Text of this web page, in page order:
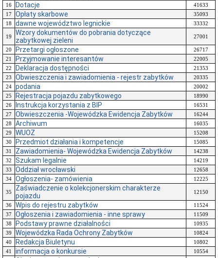
16
Dotacje
41633
17
Opłaty skarbowe
35093
18
dawne województwo legnickie 33332
19
Wzory dokumentów do pobrania dotyczące
zabytkowej zieleni
27001
20 Przetargi ogłoszone
26717
21
Przyjmowanie interesantów
22005
22
Deklaracja dostępności
21353
23
Obwieszczenia i zawiadomienia - rejestr zabytków
20335
24
podania
20002
25
Rejestracja pojazdu zabytkowego
18990
26
Instrukcja korzystania z BIP
16531
27
Obwieszczenia -Wojewódzka Ewidencja Zabytków
16244
28
Archiwum
16035
29
WUOZ
15208
30
Przedmiot działania i kompetencje
15085
31
Zawiadomienia- Wojewódzka Ewidencja Zabytków
14238
32
Szukam legalnie
14219
33
Oddział wrocławski
12658
34
Ogłoszenia- zamówienia 12225
35
Zaświadczenie o kolekcjonerskim charakterze
pojazdu
12150
36 Wpis do rejestru zabytków
11524
37
Ogłoszenia i zawiadomienia - inne sprawy
11509
38
Podstawy prawne działalności
10935
39
Wojewódzka Rada Ochrony Zabytków
10824
40
Redakcja Biuletynu
10802
41
informacja o konkursie
10554